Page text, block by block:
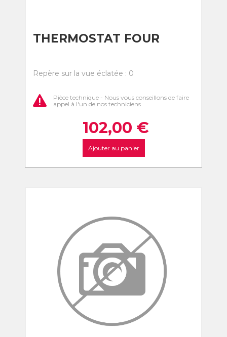
THERMOSTAT FOUR
Repère sur la vue éclatée : 0
Pièce technique - Nous vous conseillons de faire
appel à l'un de nos techniciens
102,00 €
Ajouter au panier